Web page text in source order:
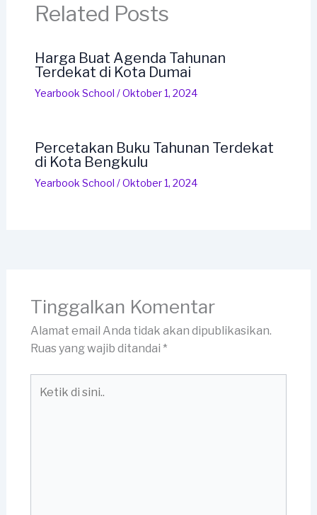
Related Posts
Harga Buat Agenda Tahunan
Terdekat di Kota Dumai
Yearbook School /Oktober 1, 2024
Percetakan Buku Tahunan Terdekat
di Kota Bengkulu
Yearbook School /Oktober 1, 2024
Tinggalkan Komentar
Alamat email Anda tidak akan dipublikasikan.
Ruas yang wajib ditandai *